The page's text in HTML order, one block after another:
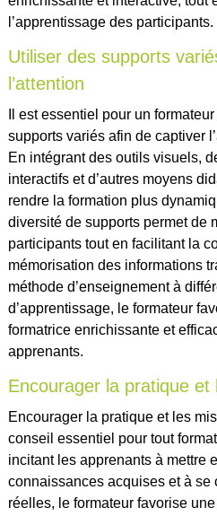
l’apprentissage des participants.
Utiliser des supports
l’attention
Il est essentiel pour un
supports variés afin de captiver
En intégrant des outils visuels,
interactifs et d’autres moyens
rendre la formation plus
diversité de supports permet de
participants tout en facilitant la
mémorisation des informations
méthode d’enseignement à
d’apprentissage, le formateur
formatrice enrichissante et
apprenants.
Encourager la pratique
Encourager la pratique et les
conseil essentiel pour tout
incitant les apprenants à mettre
connaissances acquises et à se
réelles, le formateur favorise